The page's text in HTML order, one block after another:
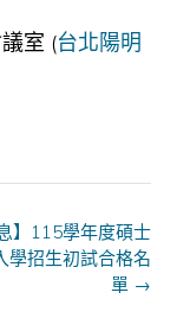
室 (台北陽明
】115學年度碩士
學招生初試合格名
單 →